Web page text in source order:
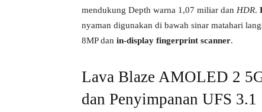
mendukung Depth warna 1,07 miliar dan HDR.
nyaman digunakan di bawah sinar matahari
8MP dan in-display fingerprint scanner.
Lava Blaze AMOLED 2
dan Penyimpanan UFS 3.1